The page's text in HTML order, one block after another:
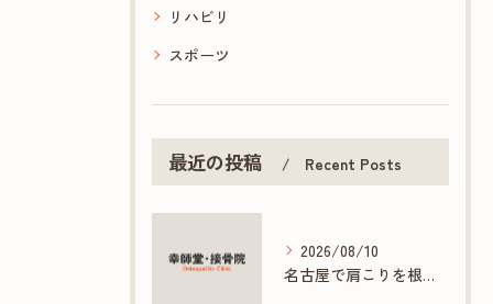
リハビリ
スポーツ
最近の投稿 Recent Posts
2026/08/10
名古屋で肩こりを根本改善する接骨院の施術法